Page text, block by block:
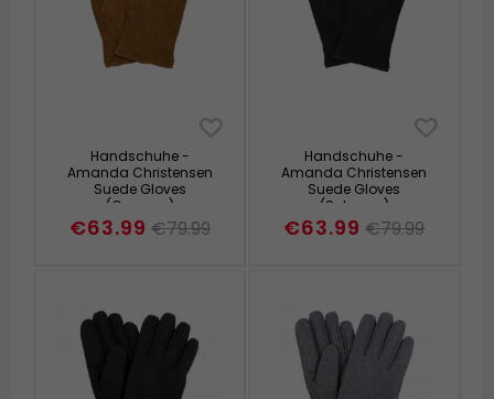
Handschuhe -
Amanda Christensen
Suede Gloves
(Cognac)
€63.99 €79.99
Handschuhe -
Amanda Christensen
Suede Gloves
(Schwarz)
€63.99 €79.99